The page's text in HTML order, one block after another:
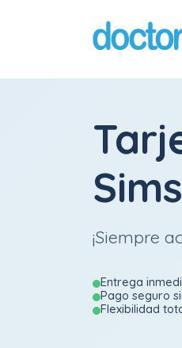
¡Siempre
Entrega
Pago seguro
Flexibilidad